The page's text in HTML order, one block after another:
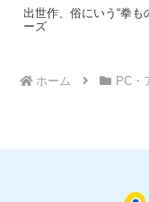
出世作、俗にいう“拳も
ーズ
ホーム PC・